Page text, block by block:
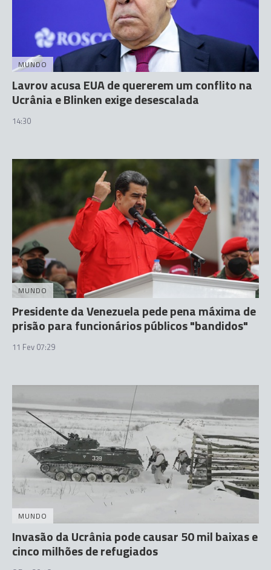
MUNDO
Lavrov acusa EUA de quererem um conflito na
Ucrânia e Blinken exige desescalada
14:30
MUNDO
Presidente da Venezuela pede pena máxima de
prisão para funcionários públicos "bandidos"
11 Fev 07:29
MUNDO
Invasão da Ucrânia pode causar 50 mil baixas e
cinco milhões de refugiados